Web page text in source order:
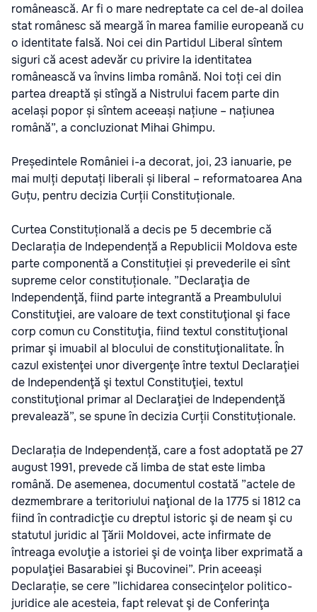
românească. Ar fi o mare nedreptate ca cel de-al doilea
stat românesc să meargă în marea familie europeană cu
o identitate falsă. Noi cei din Partidul Liberal sîntem
siguri că acest adevăr cu privire la identitatea
românească va învins limba română. Noi toți cei din
partea dreaptă și stîngă a Nistrului facem parte din
același popor și sîntem aceeași națiune – națiunea
română”, a concluzionat Mihai Ghimpu.
Președintele României i-a decorat, joi, 23 ianuarie, pe
mai mulți deputați liberali și liberal – reformatoarea Ana
Guțu, pentru decizia Curții Constituționale.
Curtea Constituțională a decis pe 5 decembrie că
Declarația de Independență a Republicii Moldova este
parte componentă a Constituției și prevederile ei sînt
supreme celor constituționale. ”Declaraţia de
Independenţă, fiind parte integrantă a Preambulului
Constituţiei, are valoare de text constituţional şi face
corp comun cu Constituţia, fiind textul constituţional
primar şi imuabil al blocului de constituţionalitate. În
cazul existenţei unor divergenţe între textul Declaraţiei
de Independenţă şi textul Constituţiei, textul
constituţional primar al Declaraţiei de Independenţă
prevalează”, se spune în decizia Curții Constituționale.
Declarația de Independență, care a fost adoptată pe 27
august 1991, prevede că limba de stat este limba
română. De asemenea, documentul costată ”actele de
dezmembrare a teritoriului naţional de la 1775 si 1812 ca
fiind în contradicţie cu dreptul istoric şi de neam şi cu
statutul juridic al Ţării Moldovei, acte infirmate de
întreaga evoluţie a istoriei şi de voinţa liber exprimată a
populaţiei Basarabiei şi Bucovinei”. Prin aceeași
Declarație, se cere ”lichidarea consecinţelor politico-
juridice ale acesteia, fapt relevat şi de Conferinţa